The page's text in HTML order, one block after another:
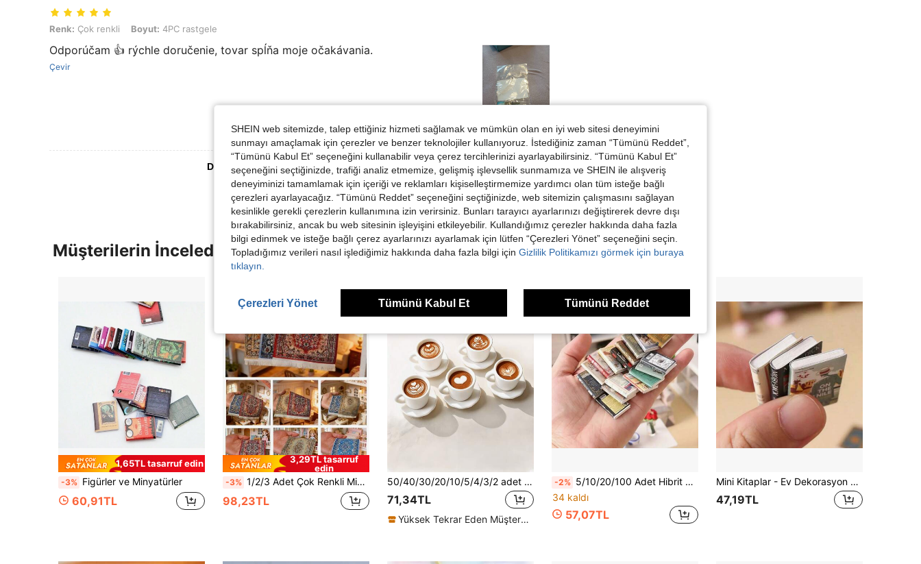
Renk: Çok renkli, Boyut: 4PC rastgele
Renk: Çok renkli Boyut: 4PC rastgele
Odporúčam 👍 rýchle doručenie, tovar spĺňa moje očakávania.
Çevir
Helpful (0)
Daha Fazla Değerlendirme Görüntüle
Müşterilerin İncelediği Diğer Ürünler
1,65TL tasarruf edin
-3% Figürler ve Minyatürler
60,91TL
3,29TL tasarruf
edin
-3% 1/2/3 Adet Çok Renkli Mini Halı Modeli, Çok Stilli Dikdörtgen Naylon Örme (Püskül Tasarımlı) Model Ev Dekorasyonu - Çoklu Renk Seçenekleri, Oyuncak Bebek Evi ve Minyatür DIY Projeleri İçin Uygun
98,23TL
50/40/30/20/10/5/4/3/2 adet Mini Latte Art Kahve Kupası Süsü 3D Reçine İçecek Kupası Figürü Kendin Yap Fırın Evi, Kahve Dükkanı Dekoru, Ev Masaüstü Süsü
71,34TL
Yüksek Tekrar Eden Müşteriler
-2% 5/10/20/100 Adet Hibrit Minyatür Simülasyon Sabit Mini İngilizce Kitap, 1:12 Bebek Evi Aksesuarları, DIY Dekorasyon, Paskalya Hediyesi Minyatür Yiyecek Dekorları Simülasyon Küçük İngilizce Kitap Mini DIY Model
34 kaldı
57,07TL
Mini Kitaplar - Ev Dekorasyon Kitapları, Dekorasyon İçin Mini Mobilya Kitapları, Mini Öğrenme Sahnesi Dekorasyonu, Mini Ev Dekorasyonu Mini Mobilya Kitapları, Sahne Fotoğrafçılığı Aksesuar Kitapları, 1:12 Ev Dekorasyon Aksesuarları, Kendin Yap Mobilya Modelleri, Dekorasyonlar, Yılbaşı, Sevgililer Günü, Noel Hediyeleri (Sistem Sorunları Nedeniyle Daha Fazla Model Görüntülenemiyor. Renkler ve Modeller Gönderim Sırasında Rastgele Eklenecektir)
47,19TL
SHEIN web sitemizde, talep ettiğiniz hizmeti sağlamak ve mümkün olan en iyi web sitesi deneyimini
sunmayı amaçlamak için çerezler ve benzer teknolojiler kullanıyoruz. İstediğiniz zaman “Tümünü Reddet”,
“Tümünü Kabul Et” seçeneğini kullanabilir veya çerez tercihlerinizi ayarlayabilirsiniz. “Tümünü Kabul Et”
seçeneğini seçtiğinizde, trafiği analiz etmemize, gelişmiş işlevsellik sunmamıza ve SHEIN ile alışveriş
deneyiminizi tamamlamak için içeriği ve reklamları kişiselleştirmemize yardımcı olan tüm isteğe bağlı
çerezleri ayarlayacağız. “Tümünü Reddet” seçeneğini seçtiğinizde, web sitemizin çalışmasını sağlayan
kesinlikle gerekli çerezlerin kullanımına izin verirsiniz. Bunları tarayıcı ayarlarınızı değiştirerek devre dışı
bırakabilirsiniz, ancak bu web sitesinin işleyişini etkileyebilir. Kullandığımız çerezler hakkında daha fazla
bilgi edinmek ve isteğe bağlı çerez ayarlarınızı ayarlamak için lütfen “Çerezleri Yönet” seçeneğini seçin.
Topladığımız verileri nasıl işlediğimiz hakkında daha fazla bilgi için Gizlilik Politikamızı görmek için buraya
tıklayın.
Çerezleri Yönet Tümünü Kabul Et Tümünü Reddet